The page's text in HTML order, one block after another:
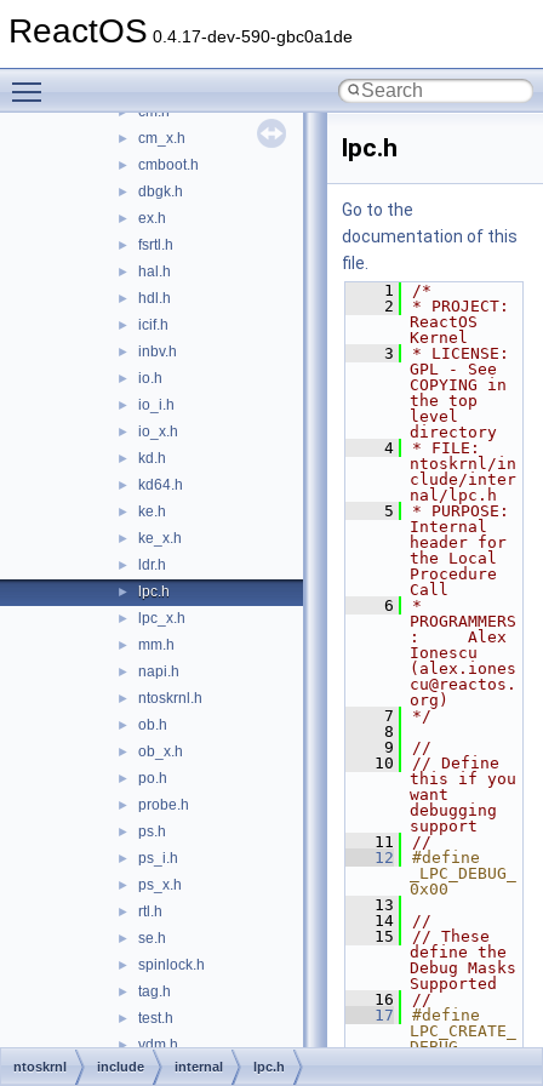
ReactOS 0.4.17-dev-590-gbc0a1de
► i386
► cm.h
► cm_x.h
► cmboot.h
► dbgk.h
► ex.h
► fsrtl.h
► hal.h
► hdl.h
► icif.h
► inbv.h
► io.h
► io_i.h
► io_x.h
► kd.h
► kd64.h
► ke.h
► ke_x.h
► ldr.h
► lpc.h
► lpc_x.h
► mm.h
► napi.h
► ntoskrnl.h
► ob.h
► ob_x.h
► po.h
► probe.h
► ps.h
► ps_i.h
► ps_x.h
► rtl.h
► se.h
► spinlock.h
► tag.h
► test.h
► vdm.h
config.h
lpc.h
Go to the
documentation of this
file.
    1
/*
    2
* PROJECT:
ReactOS
Kernel
    3
* LICENSE:
GPL - See
COPYING in
the top
level
directory
    4
* FILE:
ntoskrnl/in
clude/inter
nal/lpc.h
    5
* PURPOSE:
Internal
header for
the Local
Procedure
Call
    6
*
PROGRAMMERS
:     Alex
Ionescu
(alex.iones
cu@reactos.
org)
    7
*/
    8
    9
//
   10
// Define
this if you
want
debugging
support
   11
//
   12
#define
_LPC_DEBUG_
0x00
   13
   14
//
   15
// These
define the
Debug Masks
Supported
   16
//
   17
#define
LPC_CREATE_
DEBUG
ntoskrnl include internal lpc.h